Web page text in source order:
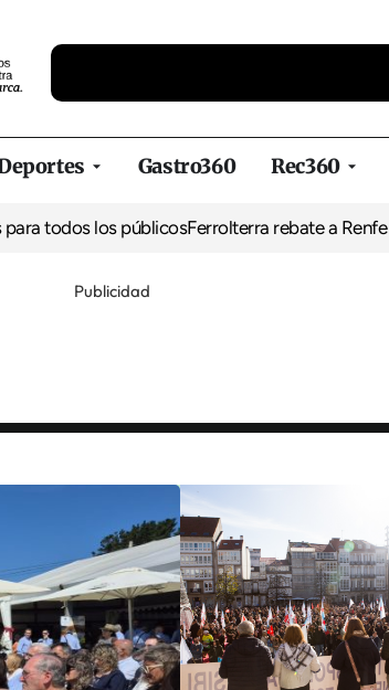
Gastro360 Rec360
los públicosFerrolterra rebate a Renfe y
Publicidad